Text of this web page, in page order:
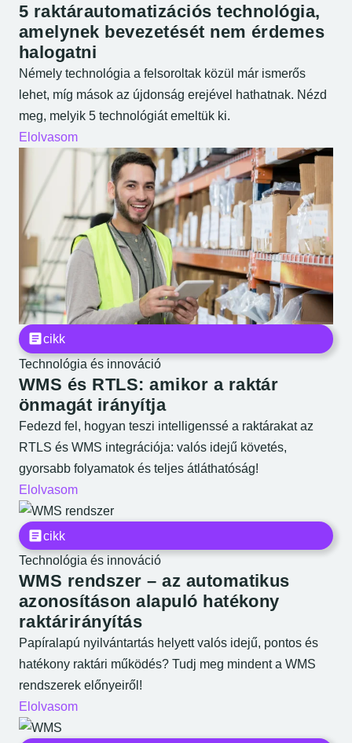
5 raktárautomatizációs technológia,
amelynek bevezetését nem érdemes
halogatni
Némely technológia a felsoroltak közül már ismerős
lehet, míg mások az újdonság erejével hathatnak. Nézd
meg, melyik 5 technológiát emeltük ki.
Elolvasom
cikk
Technológia és innováció
WMS és RTLS: amikor a raktár
önmagát irányítja
Fedezd fel, hogyan teszi intelligenssé a raktárakat az
RTLS és WMS integrációja: valós idejű követés,
gyorsabb folyamatok és teljes átláthatóság!
Elolvasom
cikk
Technológia és innováció
WMS rendszer – az automatikus
azonosításon alapuló hatékony
raktárirányítás
Papíralapú nyilvántartás helyett valós idejű, pontos és
hatékony raktári működés? Tudj meg mindent a WMS
rendszerek előnyeiről!
Elolvasom